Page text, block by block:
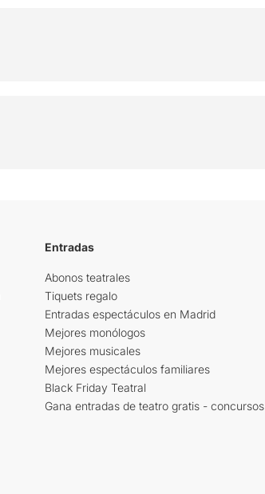
Entradas
Abonos teatrales
Tiquets regalo
Entradas espectáculos en Madrid
Mejores monólogos
Mejores musicales
Mejores espectáculos familiares
Black Friday Teatral
Gana entradas de teatro gratis - concursos